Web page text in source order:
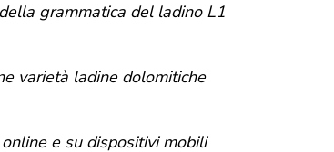
grammatica del ladino L1
varietà ladine dolomitiche
e su dispositivi mobili